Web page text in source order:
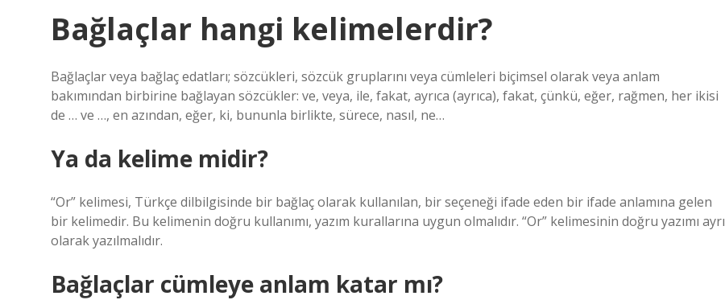
Bağlaçlar hangi kelimelerdir?
Bağlaçlar veya bağlaç edatları; sözcükleri, sözcük gruplarını veya cümleleri biçimsel olarak veya anlam
bakımından birbirine bağlayan sözcükler: ve, veya, ile, fakat, ayrıca (ayrıca), fakat, çünkü, eğer, rağmen, her ikisi
de … ve …, en azından, eğer, ki, bununla birlikte, sürece, nasıl, ne…
Ya da kelime midir?
“Or” kelimesi, Türkçe dilbilgisinde bir bağlaç olarak kullanılan, bir seçeneği ifade eden bir ifade anlamına gelen
bir kelimedir. Bu kelimenin doğru kullanımı, yazım kurallarına uygun olmalıdır. “Or” kelimesinin doğru yazımı ayrı
olarak yazılmalıdır.
Bağlaçlar cümleye anlam katar mı?